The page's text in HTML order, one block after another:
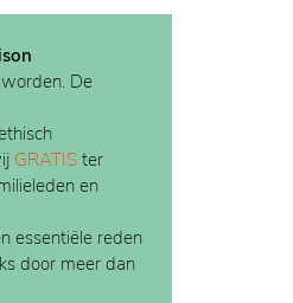
De
GRATIS ter
en
essentiële reden
door meer dan